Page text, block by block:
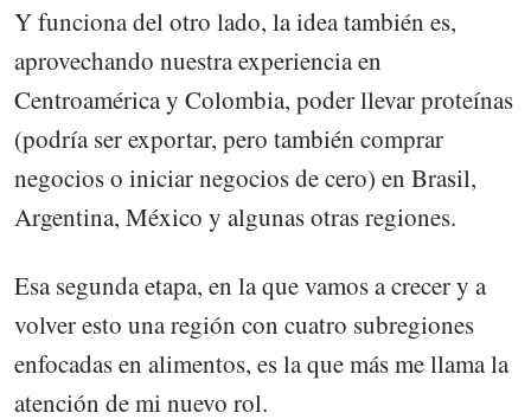
Y funciona del otro lado, la idea también es,
aprovechando nuestra experiencia en
Centroamérica y Colombia, poder llevar proteínas
(podría ser exportar, pero también comprar
negocios o iniciar negocios de cero) en Brasil,
Argentina, México y algunas otras regiones.
Esa segunda etapa, en la que vamos a crecer y a
volver esto una región con cuatro subregiones
enfocadas en alimentos, es la que más me llama la
atención de mi nuevo rol.